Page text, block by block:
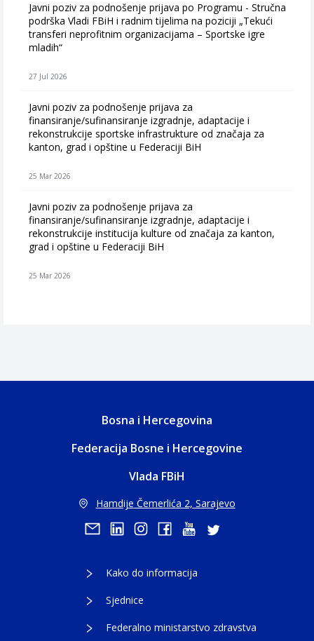
Javni poziv za podnošenje prijava po Programu - Stručna
podrška Vladi FBiH i radnim tijelima na poziciji „Tekući
transferi neprofitnim organizacijama – Sportske igre
mladih“
27 Jul 2026
Javni poziv za podnošenje prijava za
finansiranje/sufinansiranje izgradnje, adaptacije i
rekonstrukcije sportske infrastrukture od značaja za
kanton, grad i opštine u Federaciji BiH
25 Mar 2026
Javni poziv za podnošenje prijava za
finansiranje/sufinansiranje izgradnje, adaptacije i
rekonstrukcije institucija kulture od značaja za kanton,
grad i opštine u Federaciji BiH
25 Mar 2026
Bosna i Hercegovina
Federacija Bosne i Hercegovine
Vlada FBiH
Hamdije Čemerlića 2, Sarajevo
Kako do informacija
Sjednice
Federalno ministarstvo zdravstva